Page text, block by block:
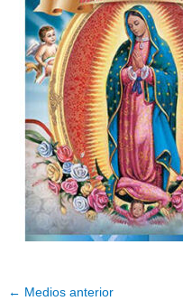
← Medios anterior